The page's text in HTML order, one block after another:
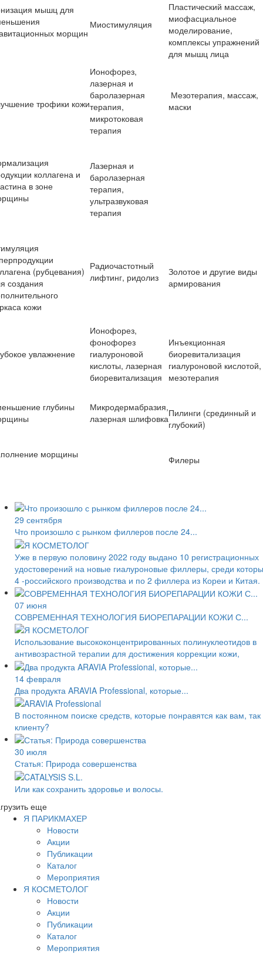
мышц для
морщин
Миостимуляция
Пластический массаж,
миофасциальное
моделирование,
комплексы упражнений
для мышц лица
трофики кожи
Ионофорез,
лазерная и
баролазерная
терапия,
микротоковая
терапия
Мезотерапия, массаж,
маски
коллагена и
в зоне
Лазерная и
баролазерная
терапия,
ультразвуковая
терапия
(рубцевания)
создания
кожи
Радиочастотный
лифтинг, ридолиз
Золотое и другие виды
армирования
увлажнение
Ионофорез,
фонофорез
гиалуроновой
кислоты, лазерная
биоревитализация
Инъекционная
биоревитализация
гиалуроновой кислотой,
мезотерапия
глубины
Микродермабразия,
лазерная шлифовкаПилинги (срединный и
глубокий)
морщины Филеры
29 сентября
Что произошло с рынком филлеров после 24...
Уже в первую половину 2022 году выдано 10 регистрационных
удостоверений на новые гиалуроновые филлеры, среди
4 -российского производства и по 2 филлера из Кореи и Китая.
07 июня
СОВРЕМЕННАЯ ТЕХНОЛОГИЯ БИОРЕПАРАЦИИ КОЖИ С...
Использование высококонцентрированных полинуклеотидов в
антивозрастной терапии для достижения коррекции кожи,
14 февраля
Два продукта ARAVIA Professional, которые...
В постоянном поиске средств, которые понравятся как вам, так
клиенту?
30 июля
Статья: Природа совершенства
Или как сохранить здоровье и волосы.
еще
Я ПАРИКМАХЕР
Новости
Акции
Публикации
Каталог
Мероприятия
Я КОСМЕТОЛОГ
Новости
Акции
Публикации
Каталог
Мероприятия